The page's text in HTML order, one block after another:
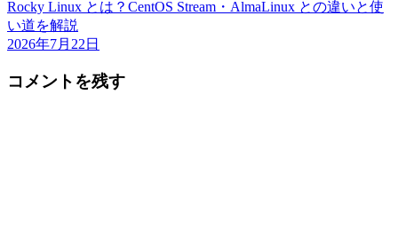
Rocky Linux とは？CentOS Stream・AlmaLinux との違いと使
い道を解説
2026年7月22日
コメントを残す